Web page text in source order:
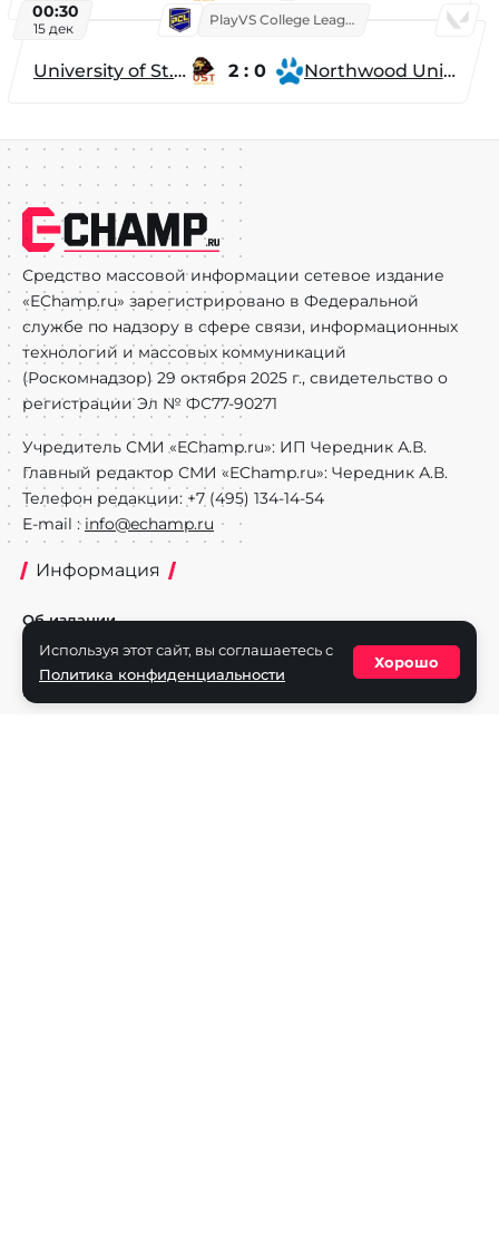
00:30
15 дек
PlayVS College League 2025: Fall
University of St. Thomas 2 : 0 Northwood University
Средство массовой информации сетевое издание
«EChamp.ru» зарегистрировано в Федеральной
службе по надзору в сфере связи, информационных
технологий и массовых коммуникаций
(Роскомнадзор) 29 октября 2025 г., свидетельство о
регистрации Эл № ФС77-90271
Учредитель СМИ «EChamp.ru»: ИП Чередник А.В.
Главный редактор СМИ «EChamp.ru»: Чередник А.В.
Телефон редакции: +7 (495) 134-14-54
E-mail : info@echamp.ru
Информация
Об издании
Реклама на портале
Политика конфиденциальности
Используя этот сайт, вы соглашаетесь с
Политика конфиденциальности
Хорошо